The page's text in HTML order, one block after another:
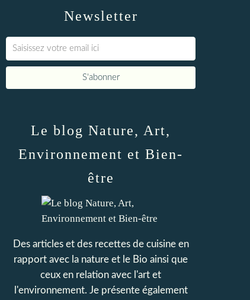
Newsletter
Le blog Nature, Art,
Environnement et Bien-
être
Des articles et des recettes de cuisine en
rapport avec la nature et le Bio ainsi que
ceux en relation avec l'art et
l'environnement. Je présente également